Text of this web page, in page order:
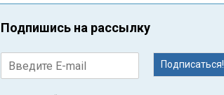
Подпишись на рассылку
Подписаться!